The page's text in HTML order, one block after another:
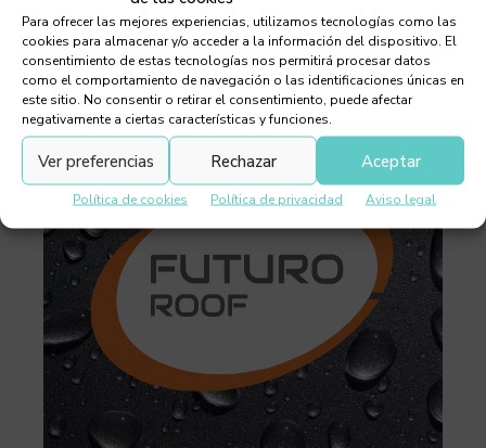
Para ofrecer las mejores experiencias, utilizamos tecnologías como las
cookies para almacenar y/o acceder a la información del dispositivo. El
consentimiento de estas tecnologías nos permitirá procesar datos
como el comportamiento de navegación o las identificaciones únicas en
este sitio. No consentir o retirar el consentimiento, puede afectar
negativamente a ciertas características y funciones.
Aceptar
Rechazar
Ver preferencias
Política de cookies Política de privacidad Aviso legal